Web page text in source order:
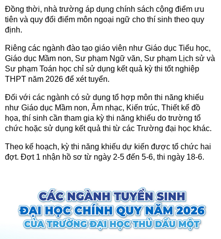
Đồng thời, nhà trường áp dụng chính sách cộng điểm ưu
tiên và quy đổi điểm môn ngoại ngữ cho thí sinh theo quy
định.
Riêng các ngành đào tạo giáo viên như Giáo dục Tiểu học,
Giáo dục Mầm non, Sư phạm Ngữ văn, Sư phạm Lịch sử và
Sư phạm Toán học chỉ sử dụng kết quả kỳ thi tốt nghiệp
THPT năm 2026 để xét tuyển.
Đối với các ngành có sử dụng tổ hợp môn thi năng khiếu
như Giáo dục Mầm non, Âm nhạc, Kiến trúc, Thiết kế đồ
họa, thí sinh cần tham gia kỳ thi năng khiếu do trường tổ
chức hoặc sử dụng kết quả thi từ các Trường đại học khác.
Theo kế hoạch, kỳ thi năng khiếu dự kiến được tổ chức hai
đợt. Đợt 1 nhận hồ sơ từ ngày 2-5 đến 5-6, thi ngày 18-6.